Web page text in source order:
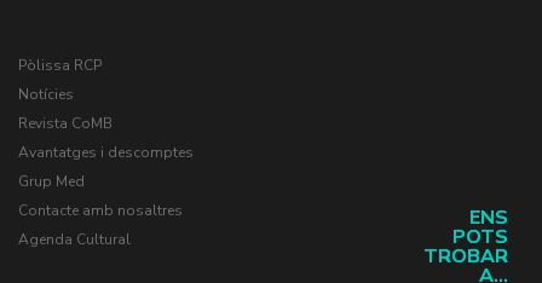
ENS
POTS
TROBAR
A...
ENS
POTS
TROBAR
A...
Pòlissa RCP
Notícies
Revista CoMB
Avantatges i descomptes
Grup Med
Contacte amb nosaltres
Agenda Cultural